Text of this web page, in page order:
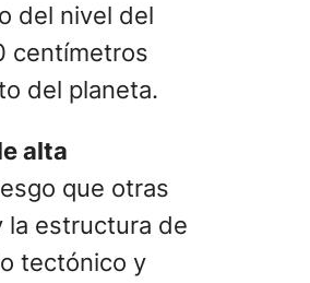
del nivel del
centímetros
del planeta.
alta
que otras
la estructura de
tectónico y